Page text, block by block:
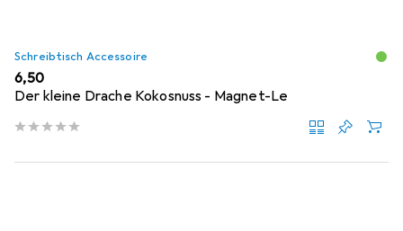
Schreibtisch Accessoire
EUR
6,50
Der kleine Drache Kokosnuss - Magnet-Le